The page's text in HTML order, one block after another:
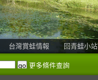
台灣賞蛙情報 回青蛙小站
更多條件查詢